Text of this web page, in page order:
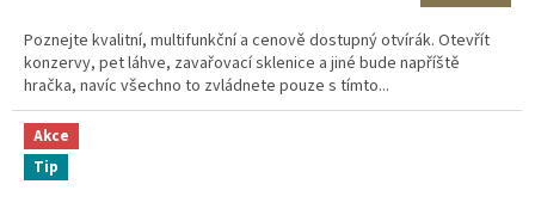
Poznejte kvalitní, multifunkční a cenově dostupný otvírák. Otevřít
konzervy, pet láhve, zavařovací sklenice a jiné bude napříště
hračka, navíc všechno to zvládnete pouze s tímto...
Akce
Tip